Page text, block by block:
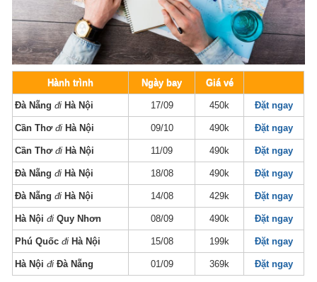
Hành trình Ngày bay Giá vé
Đà Nẵngđi Hà Nội 17/09 450k Đặt ngay
Cần Thơđi Hà Nội 09/10 490k Đặt ngay
Cần Thơđi Hà Nội 11/09 490k Đặt ngay
Đà Nẵngđi Hà Nội 18/08 490k Đặt ngay
Đà Nẵngđi Hà Nội 14/08 429k Đặt ngay
Hà Nộiđi Quy Nhơn 08/09 490k Đặt ngay
Phú Quốcđi Hà Nội 15/08 199k Đặt ngay
Hà Nộiđi Đà Nẵng 01/09 369k Đặt ngay